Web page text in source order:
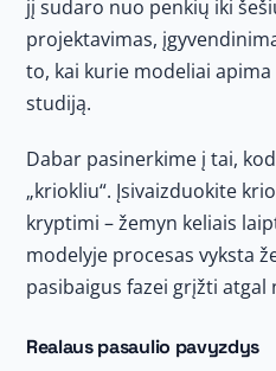
jį sudaro nuo penkių iki
projektavimas,
to, kai kurie modeliai
studiją.
Dabar pasinerkime į tai,
„kriokliu“. Įsivaizduokite
kryptimi – žemyn keliais
modelyje procesas vyksta
pasibaigus fazei grįžti atgal
Realaus pasaulio pavyzdys